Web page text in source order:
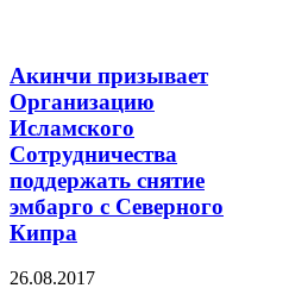
Акинчи призывает
Организацию
Исламского
Сотрудничества
поддержать снятие
эмбарго с Северного
Кипра
26.08.2017